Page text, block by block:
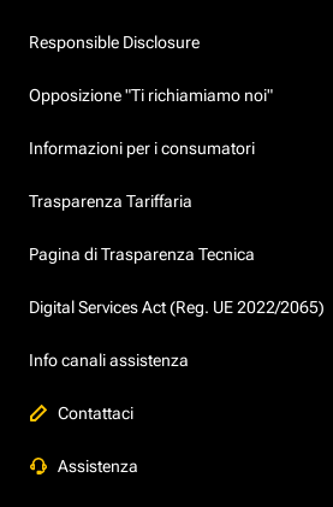
Responsible Disclosure
Opposizione "Ti richiamiamo noi"
Informazioni per i consumatori
Trasparenza Tariffaria
Pagina di Trasparenza Tecnica
Digital Services Act (Reg. UE 2022/2065)
Info canali assistenza
Contattaci
Assistenza